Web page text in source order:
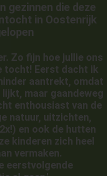
gezinnen die deze
in Oostenrijk
Zo fijn hoe jullie ons
tocht! Eerst dacht ik
aantrekt, omdat
maar gaandeweg
enthousiast van de
natuur, uitzichten,
en ook de hutten
kinderen zich heel
vermaken.
eerstvolgende